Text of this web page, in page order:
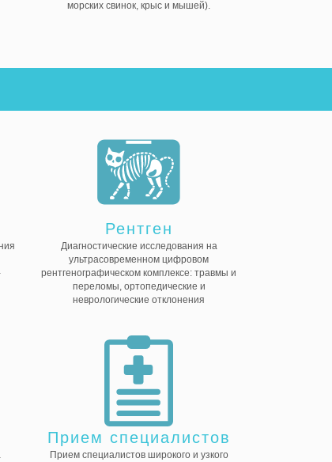
морских свинок, крыс и мышей).
Рентген
Диагностические исследования на
ультрасовременном цифровом
рентгенографическом комплексе: травмы и
переломы, ортопедические и
неврологические отклонения
Прием специалистов
Прием специалистов широкого и узкого